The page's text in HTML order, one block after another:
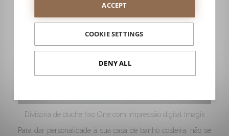
Divisória de duche fixo One com impressão digital Imagik
Para dar personalidade à sua casa de banho costeira, não se
ACCEPT
COOKIE SETTINGS
DENY ALL